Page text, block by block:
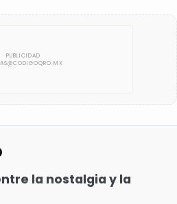
la nostalgia y la